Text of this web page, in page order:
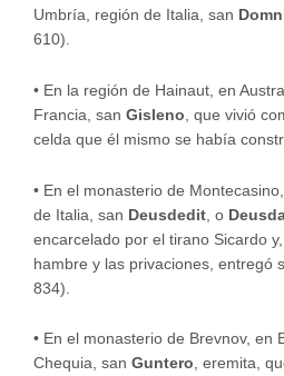
Umbría, región de Italia, san
610).
• En la región de Hainaut, en
Francia, san Gisleno , que vivió
celda que él mismo se había
• En el monasterio de
de Italia, san Deusdedit , o
encarcelado por el tirano Sicardo
hambre y las privaciones, entregó
834).
• En el monasterio de Brevnov, en
Chequia, san Guntero, eremita,